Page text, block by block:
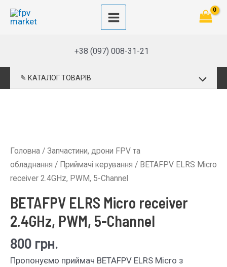
Перейти
Main
Menu
+38 (097) 008-31-21
✎ КАТАЛОГ ТОВАРІВ
Головна / Запчастини, дрони FPV та
обладнання / Приймачі керування / BETAFPV ELRS Micro
receiver 2.4GHz, PWM, 5-Channel
BETAFPV ELRS Micro receiver
2.4GHz, PWM, 5-Channel
800 грн.
Пропонуємо приймач BETAFPV ELRS Micro з